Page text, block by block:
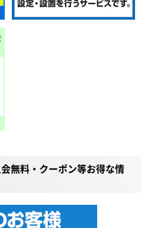
無料・クーポン等お得な情